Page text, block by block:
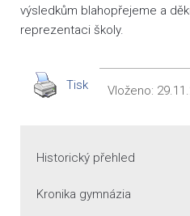
výsledkům blahopřejeme a
reprezentaci školy.
Tisk Vloženo:
Historický přehled
Kronika gymnázia